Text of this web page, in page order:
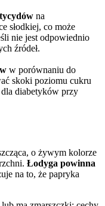
na
słodkiej, co może
nie jest odpowiednio
źródeł.
w porównaniu do
skoki poziomu cukru
diabetyków przy
o żywym kolorze
Łodyga powinna
na to, że papryka